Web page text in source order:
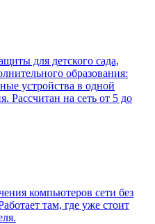
для детского сада,
образования:
устройства в одной
Рассчитан на сеть от 5 до
компьютеров сети без
там, где уже стоит